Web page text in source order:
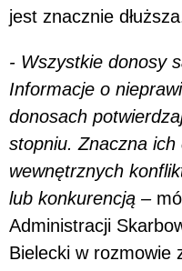
jest znacznie
- Wszystkie donosy
Informacje o
donosach
stopniu. Znaczna
wewnętrznych
lub konkurencją –
Administracji
Bielecki w rozmowie